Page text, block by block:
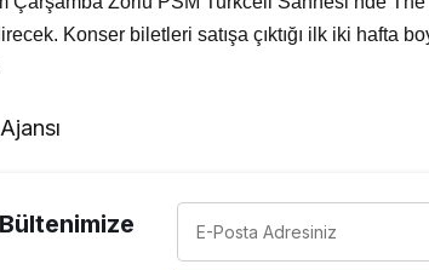
Konser biletleri satışa çıktığı ilk iki hafta